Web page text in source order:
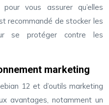
vous assurer qu’elles
recommandé de stocker les
se protéger contre les
marketing
12 et d’outils marketing
avantages, notamment un